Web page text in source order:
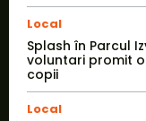
Local
Splash în Parcul
voluntari promit
copii
Local